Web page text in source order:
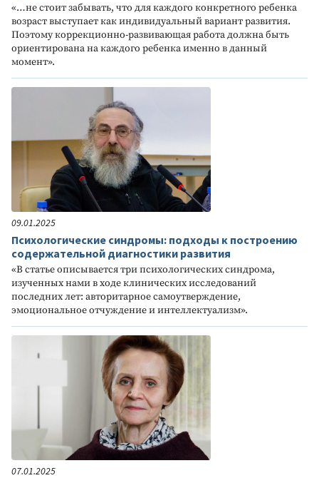
«…не стоит забывать, что для каждого конкретного ребенка
возраст выступает как индивидуальный вариант развития.
Поэтому коррекционно-развивающая работа должна быть
ориентирована на каждого ребенка именно в данный
момент».
09.01.2025
Психологические синдромы: подходы к построению
содержательной диагностики развития
«В статье описывается три психологических синдрома,
изученных нами в ходе клинических исследований
последних лет: авторитарное самоутверждение,
эмоциональное отчуждение и интеллектуализм».
07.01.2025